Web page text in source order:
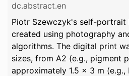
dc.abstract.en
Piotr Szewczyk's self-
created using photography
algorithms. The digital print
sizes, from A2 (e.g., pigment
approximately 1.5 x 3 m